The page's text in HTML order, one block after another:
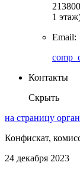
1
Email:
Контакты
Скрыть
на страницу
Конфискат,
24 декабря 2023